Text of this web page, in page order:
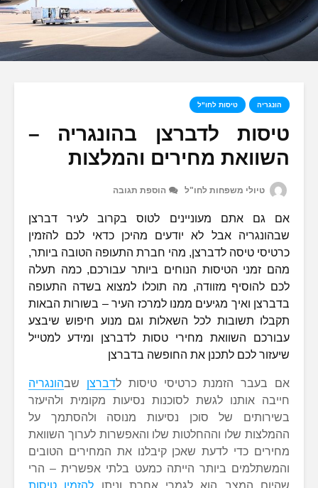
הונגריה טיסות לחו"ל
טיסות לדברצן בהונגריה –
השוואת מחירים והמלצות
טיולי משפחות לחו"ל הוספת תגובה
אם גם אתם מעוניינים לטוס בקרוב לעיר דברצן
שבהונגריה אבל לא יודעים מהיכן כדאי לכם להזמין
כרטיסי טיסה לדברצן, מהי חברת התעופה הטובה ביותר,
מהם זמני הטיסות הנוחים ביותר עבורכם, כמה תעלה
לכם להוסיף מזוודה, מה תוכלו למצוא בשדה התעופה
בדברצן ואיך מגיעים ממנו למרכז העיר – בשורות הבאות
תקבלו תשובות לכל השאלות וגם מנוע חיפוש שיבצע
עבורכם השוואת מחירי טסות לדברצן ומידע למטייל
שיעזור לכם לתכנן את החופשה בדברצן
אם בעבר הזמנת כרטיסי טיסות לדברצן שבהונגריה
חייבה אותנו לגשת לסוכנות נסיעות מקומית ולהיעזר
בשירותים של סוכן נסיעות מנוסה ולהסתמך על
ההמלצות שלו וההחלטות שלו והאפשרות לערוך השוואת
מחירים כדי לדעת שאכן קיבלנו את המחירים הטובים
והמשתלמים ביותר הייתה כמעט בלתי אפשרית – הרי
שהיום המצב הוא לגמרי אחרת וניתן להזמין טיסות